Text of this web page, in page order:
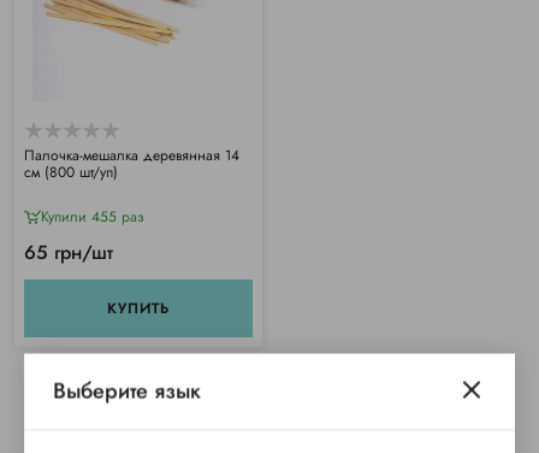
Палочка-мешалка деревянная 14
см (800 шт/уп)
Купили 455 раз
65 грн/шт
КУПИТЬ
Выберите язык